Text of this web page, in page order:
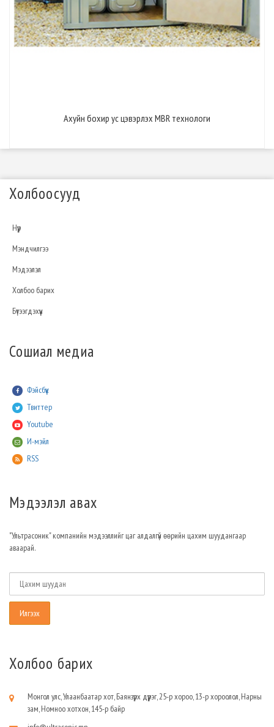
Ахуйн бохир ус цэвэрлэх MBR технологи
Холбоосууд
Нүүр
Мэндчилгээ
Мэдээлэл
Холбоо барих
Бүтээгдэхүүн
Сошиал медиа
Фэйсбүүк
Твиттер
Youtube
И-мэйл
RSS
Мэдээлэл авах
"Ультрасоник" компанийн мэдээллийг цаг алдалгүй өөрийн цахим шуудангаар
аваарай.
Холбоо барих
Монгол улс, Улаанбаатар хот, Баянзүрх дүүрэг, 25-р хороо, 13-р хороолол, Нарны
зам, Номноо хотхон, 145-р байр